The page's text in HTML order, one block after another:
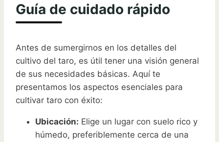
Guía de cuidado rápido
Antes de sumergirnos en los detalles del
cultivo del taro, es útil tener una visión general
de sus necesidades básicas. Aquí te
presentamos los aspectos esenciales para
cultivar taro con éxito:
Ubicación: Elige un lugar con suelo rico y
húmedo, preferiblemente cerca de una